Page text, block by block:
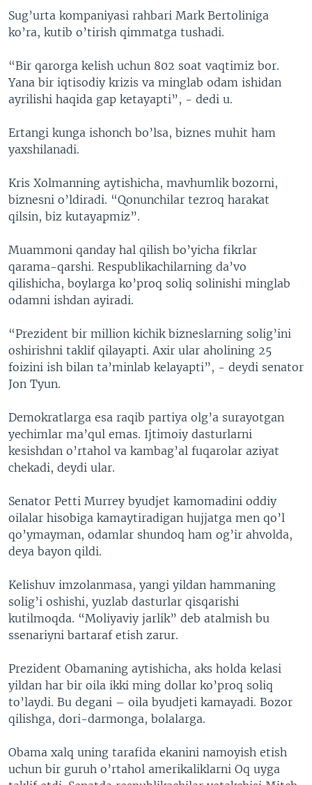
Sug’urta kompaniyasi rahbari Mark Bertoliniga
ko’ra, kutib o’tirish qimmatga tushadi.
“Bir qarorga kelish uchun 802 soat vaqtimiz bor.
Yana bir iqtisodiy krizis va minglab odam ishidan
ayrilishi haqida gap ketayapti”, - dedi u.
Ertangi kunga ishonch bo’lsa, biznes muhit ham
yaxshilanadi.
Kris Xolmanning aytishicha, mavhumlik bozorni,
biznesni o’ldiradi. “Qonunchilar tezroq harakat
qilsin, biz kutayapmiz”.
Muammoni qanday hal qilish bo’yicha fikrlar
qarama-qarshi. Respublikachilarning da’vo
qilishicha, boylarga ko’proq soliq solinishi minglab
odamni ishdan ayiradi.
“Prezident bir million kichik bizneslarning solig’ini
oshirishni taklif qilayapti. Axir ular aholining 25
foizini ish bilan ta’minlab kelayapti”, - deydi senator
Jon Tyun.
Demokratlarga esa raqib partiya olg’a surayotgan
yechimlar ma’qul emas. Ijtimoiy dasturlarni
kesishdan o’rtahol va kambag’al fuqarolar aziyat
chekadi, deydi ular.
Senator Petti Murrey byudjet kamomadini oddiy
oilalar hisobiga kamaytiradigan hujjatga men qo’l
qo’ymayman, odamlar shundoq ham og’ir ahvolda,
deya bayon qildi.
Kelishuv imzolanmasa, yangi yildan hammaning
solig’i oshishi, yuzlab dasturlar qisqarishi
kutilmoqda. “Moliyaviy jarlik” deb atalmish bu
ssenariyni bartaraf etish zarur.
Prezident Obamaning aytishicha, aks holda kelasi
yildan har bir oila ikki ming dollar ko’proq soliq
to’laydi. Bu degani – oila byudjeti kamayadi. Bozor
qilishga, dori-darmonga, bolalarga.
Obama xalq uning tarafida ekanini namoyish etish
uchun bir guruh o’rtahol amerikaliklarni Oq uyga